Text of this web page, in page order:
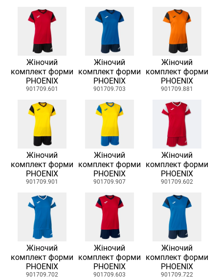
Жіночий
комплект форми
PHOENIX
901709.601
Жіночий
комплект форми
PHOENIX
901709.703
Жіночий
комплект форми
PHOENIX
901709.881
Жіночий
комплект форми
PHOENIX
901709.901
Жіночий
комплект форми
PHOENIX
901709.907
Жіночий
комплект форми
PHOENIX
901709.602
Жіночий
комплект форми
PHOENIX
901709.702
Жіночий
комплект форми
PHOENIX
901709.603
Жіночий
комплект форми
PHOENIX
901709.722